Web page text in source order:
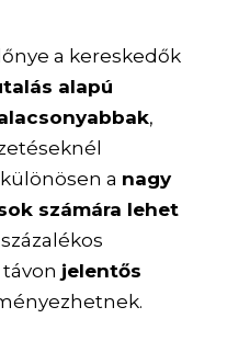
a kereskedők
alapú
,
a nagy
számára lehet
jelentős